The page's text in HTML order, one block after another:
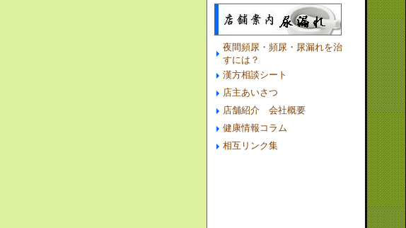
夜間頻尿・頻尿・尿漏れを治
すには？
漢方相談シート
店主あいさつ
店舗紹介 会社概要
健康情報コラム
相互リンク集